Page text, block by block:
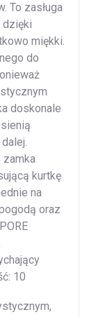
To zasługa
dzięki
miękki.
do
doskonale
zamka
kurtkę
na
oraz
10